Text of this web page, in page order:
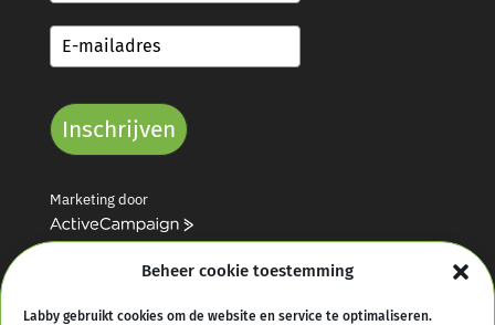
Beheer cookie toestemming
Labby gebruikt cookies om de website en service te optimaliseren.
Inschrijven
Marketing door
A
c
v